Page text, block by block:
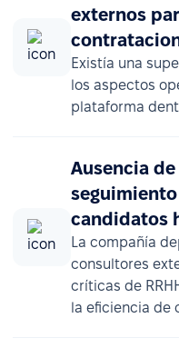
externos
Existía una
los aspectos
plataforma
Ausencia
candidatos
La compañía
consultores
críticas de
la eficiencia de